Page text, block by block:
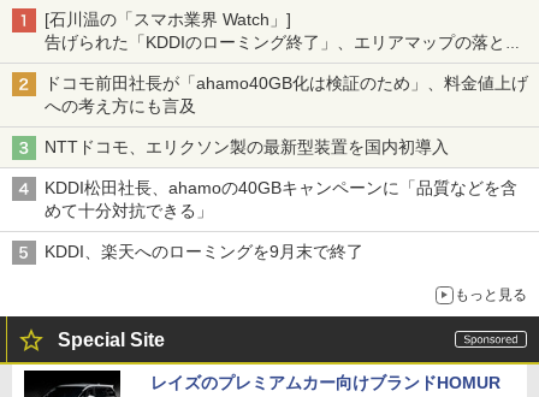
[石川温の「スマホ業界 Watch」]
告げられた「KDDIのローミング終了」、エリアマップの落とし
穴と楽天モバイルの課題
ドコモ前田社長が「ahamo40GB化は検証のため」、料金値上げ
への考え方にも言及
NTTドコモ、エリクソン製の最新型装置を国内初導入
KDDI松田社長、ahamoの40GBキャンペーンに「品質などを含
めて十分対抗できる」
KDDI、楽天へのローミングを9月末で終了
もっと見る
Special Site
レイズのプレミアムカー向けブランドHOMUR